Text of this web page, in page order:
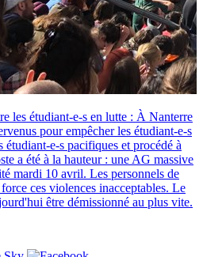
les étudiant-e-s en lutte : À Nanterre
pour empêcher les étudiant-e-s
étudiant-e-s pacifiques et procédé à
a été à la hauteur : une AG massive
mardi 10 avril. Les personnels de
ces violences inacceptables. Le
être démissionné au plus vite.